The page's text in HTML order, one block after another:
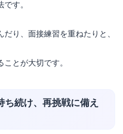
す。
り、面接練習を重ねたりと、
とが大切です。
ち続け、再挑戦に備え